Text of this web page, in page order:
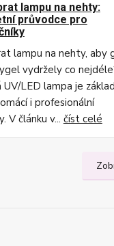
lampu na nehty:
průvodce pro
lampu na nehty, aby
vydržely co
UV/LED lampa je základ
i profesionální
V článku v... číst celé